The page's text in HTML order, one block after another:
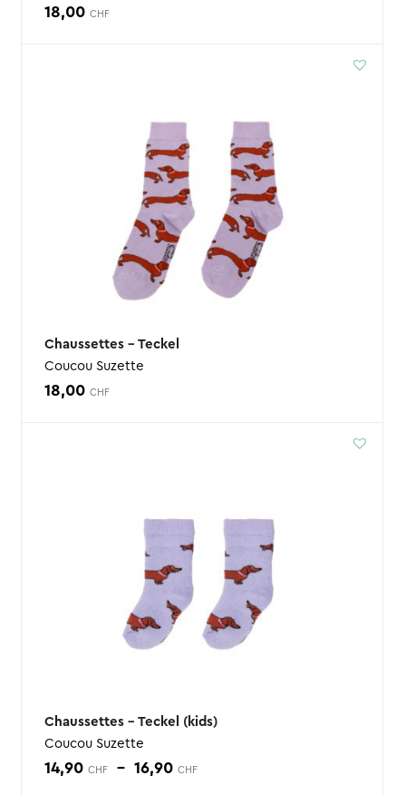
18,00 CHF
Chaussettes – Teckel
Coucou Suzette
18,00 CHF
Chaussettes – Teckel (kids)
Coucou Suzette
14,90 CHF – 16,90 CHFPlage